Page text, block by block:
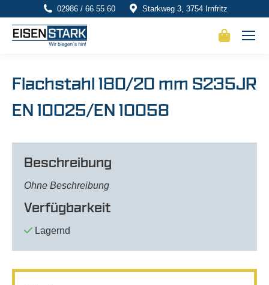
02986 / 66 55 60 Starkweg 3, 3754 Irnfritz
Flachstahl 180/20 mm S235JR
EN 10025/EN 10058
Beschreibung
Ohne Beschreibung
Verfügbarkeit
Lagernd